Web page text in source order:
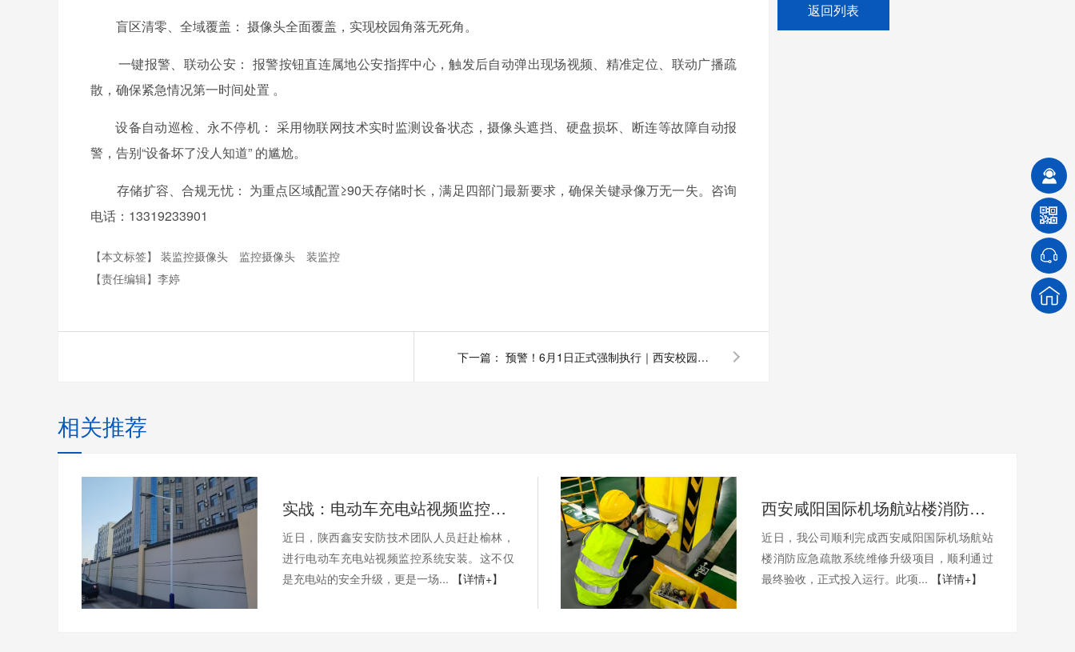
盲区清零、全域覆盖： 摄像头全面覆盖，实现校园角落无死角。
一键报警、联动公安： 报警按钮直连属地公安指挥中心，触发后自动弹出现场视频、精准定位、联动广播疏
散，确保紧急情况第一时间处置 。
设备自动巡检、永不停机： 采用物联网技术实时监测设备状态，摄像头遮挡、硬盘损坏、断连等故障自动报
警，告别“设备坏了没人知道” 的尴尬。
存储扩容、合规无忧： 为重点区域配置≥90天存储时长，满足四部门最新要求，确保关键录像万无一失。咨询
电话：13319233901
【本文标签】 装监控摄像头 监控摄像头
装监控
【责任编辑】 李婷
下一篇： 预警！6月1日正式强制执行｜西安校园安防再不整改将直接问责
返回列表
相关推荐
实战：电动车充电站视频监控系统安装进行中，您的场站何时升级？
近日，陕西鑫安安防技术团队人员赶赴榆林，
进行电动车充电站视频监控系统安装。这不仅
是充电站的安全升级，更是一场...
【详情+】
西安咸阳国际机场航站楼消防应急疏散系统维修升级工程圆满完成
近日，我公司顺利完成西安咸阳国际机场航站
楼消防应急疏散系统维修升级项目，顺利通过
最终验收，正式投入运行。此项...
【详情+】